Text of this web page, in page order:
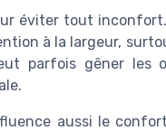
éviter tout
à la largeur,
parfois gêner les
aussi le